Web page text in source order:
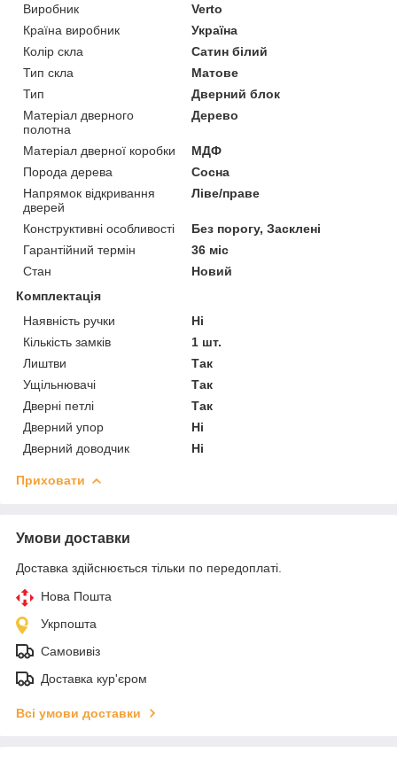
Виробник
Verto
Країна виробник
Україна
Колір скла
Сатин білий
Тип скла
Матове
Тип
Дверний блок
Матеріал дверного
полотна
Дерево
Матеріал дверної коробки
МДФ
Порода дерева
Сосна
Напрямок відкривання
дверей
Ліве/праве
Конструктивні особливості
Без порогу, Засклені
Гарантійний термін
36 міс
Стан
Новий
Комплектація
Наявність ручки
Ні
Кількість замків
1 шт.
Лиштви
Так
Ущільнювачі
Так
Дверні петлі
Так
Дверний упор
Ні
Дверний доводчик
Ні
Приховати
Умови доставки
Доставка здійснюється тільки по передоплаті.
Нова Пошта
Укрпошта
Самовивіз
Доставка кур'єром
Всі умови доставки